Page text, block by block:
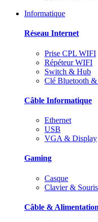
Informatique
Réseau Internet
Prise CPL WIFI
Répéteur WIFI
Switch & Hub
Clé Bluetooth
Câble Informatique
Ethernet
USB
VGA & Display
Gaming
Casque
Clavier & Souris
Câble & Alimentation